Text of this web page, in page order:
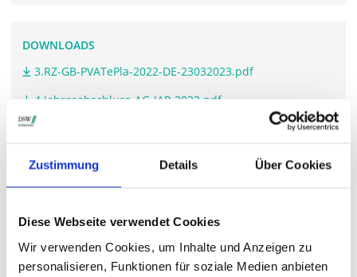
Zustimmung Details Über Cookies
Diese Webseite verwendet Cookies
Wir verwenden Cookies, um Inhalte und Anzeigen zu
personalisieren, Funktionen für soziale Medien anbieten
DOWNLOADS
3.RZ-GB-PVATePla-2022-DE-23032023.pdf
4.Jahresabschluss-AG-JAP-2022.pdf
WEITERFÜHRENDE LINKS
STIMMRECHTSVERTRETUNG DURCH DIE DSW